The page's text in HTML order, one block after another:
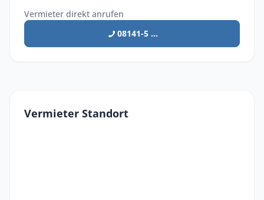
Vermieter direkt anrufen
08141-5 ...
Vermieter Standort